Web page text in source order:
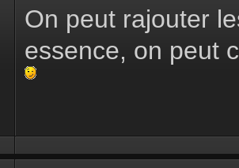
On peut rajouter
essence, on peut